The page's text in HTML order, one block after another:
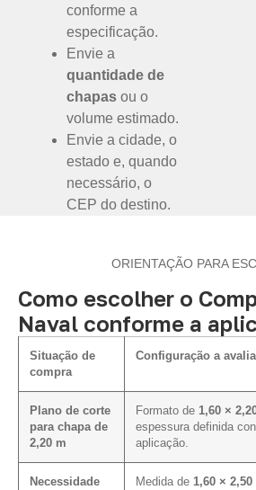
conforme a
especificação.
Envie a
quantidade de
chapas ou o
volume estimado.
Envie a cidade, o
estado e, quando
necessário, o
CEP do destino.
ORIENTAÇÃO PARA
Como escolher o
Naval conforme a
Situação de
compra
Configuração a
Plano de corte
para chapa de
2,20 m
Formato de 1,60 ×
espessura definida
aplicação.
Necessidade
Medida de 1,60 × 2,50